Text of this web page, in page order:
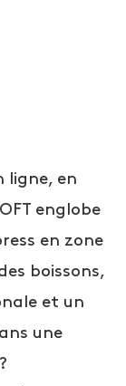
ligne, en
englobe
en zone
boissons,
et un
une